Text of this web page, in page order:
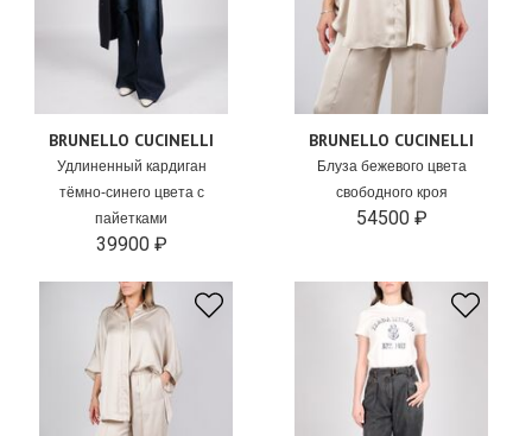
BRUNELLO CUCINELLI
Удлиненный кардиган
тёмно-синего цвета с
пайетками
39900 ₽
BRUNELLO CUCINELLI
Блуза бежевого цвета
свободного кроя
54500 ₽